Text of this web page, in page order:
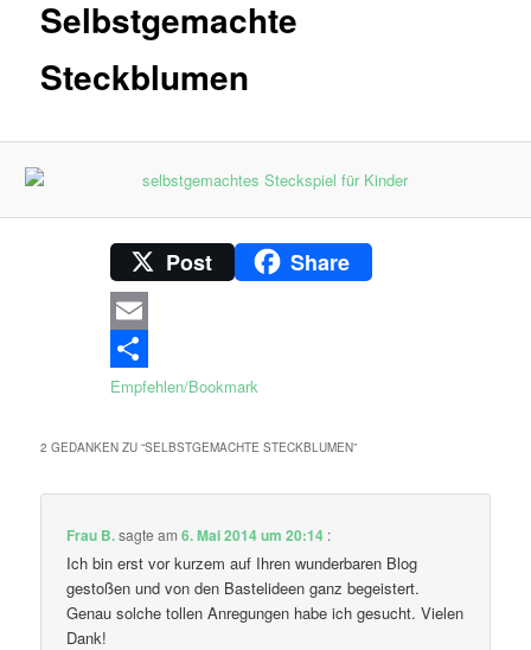
Selbstgemachte
Steckblumen
Post Share
Email
Empfehlen/Bookmark
2 GEDANKEN ZU “SELBSTGEMACHTE STECKBLUMEN”
Frau B.sagte am6. Mai 2014 um 20:14 :
Ich bin erst vor kurzem auf Ihren wunderbaren Blog
gestoßen und von den Bastelideen ganz begeistert.
Genau solche tollen Anregungen habe ich gesucht. Vielen
Dank!